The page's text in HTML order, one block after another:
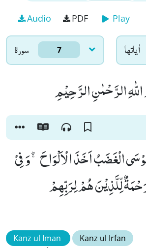
Audio PDF Play
سورۃ 7 اٰياتها
الرَّحْمٰنِ الرَّحِیْمِ
الْغَضَبُ اَخَذَ الْاَلْوَاحَ ۚۖ-وَ فِیْ
لِّلَّذِیْنَ هُمْ لِرَبِّهِمْ
Kanz ul Iman Kanz ul Irfan